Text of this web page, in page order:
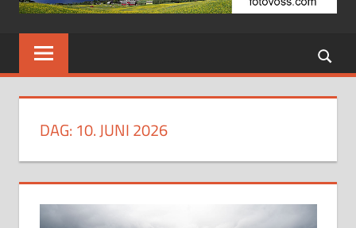
DAG: 10. JUNI 2026